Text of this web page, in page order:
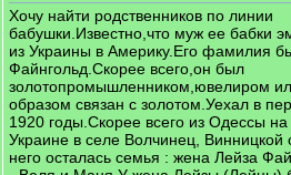
Хочу найти родственников по линии
бабушки.Известно,что муж ее бабки
из Украины в Америку.Его фамилия
Файнгольд.Скорее всего,он был
золотопромышленником,ювелиром
образом связан с золотом.Уехал в
1920 годы.Скорее всего из Одессы
Украине в селе Волчинец, Винницкой
него осталась семья : жена Лейза